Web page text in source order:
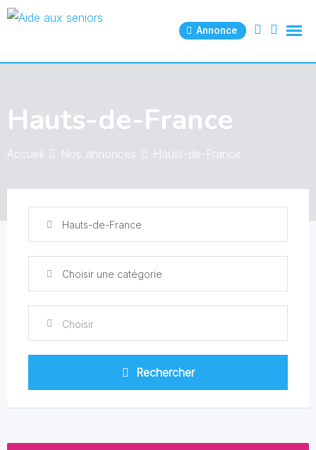
Skip
Annonce
Hauts-de-France
Accueil Nos annonces Hauts-de-France
Hauts-de-France
Choisir une catégorie
Choisir
Rechercher